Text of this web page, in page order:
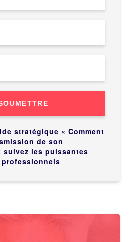
stratégique « Comment
de son
suivez les puissantes